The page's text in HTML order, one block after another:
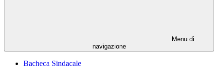
Menu di
navigazione
Bacheca Sindacale